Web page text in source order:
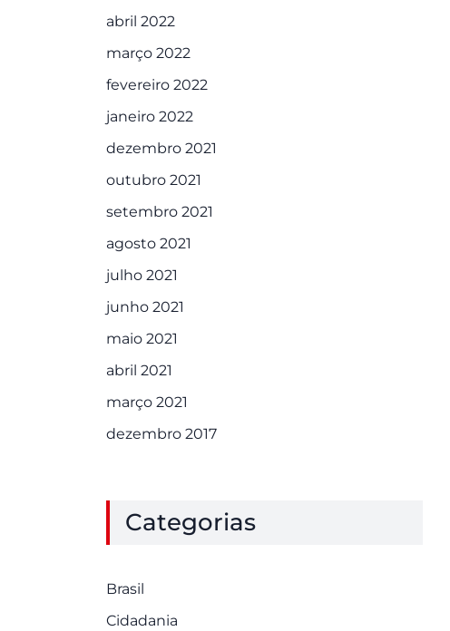
abril 2022
março 2022
fevereiro 2022
janeiro 2022
dezembro 2021
outubro 2021
setembro 2021
agosto 2021
julho 2021
junho 2021
maio 2021
abril 2021
março 2021
dezembro 2017
Categorias
Brasil
Cidadania